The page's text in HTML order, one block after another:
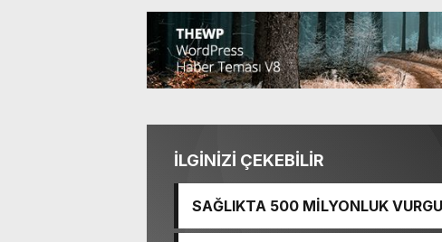
İLGİNİZİ ÇEKEBİLİR
SAĞLIKTA 500 MİLYONLUK
BASTI!